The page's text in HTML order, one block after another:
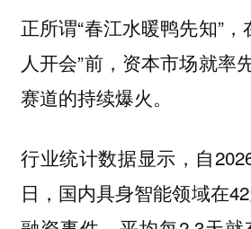
正所谓“春江水暖鸭先知”
人开会”前，资本市场就率
赛道的持续爆火。
行业统计数据显示，自
日，国内具身智能领域在